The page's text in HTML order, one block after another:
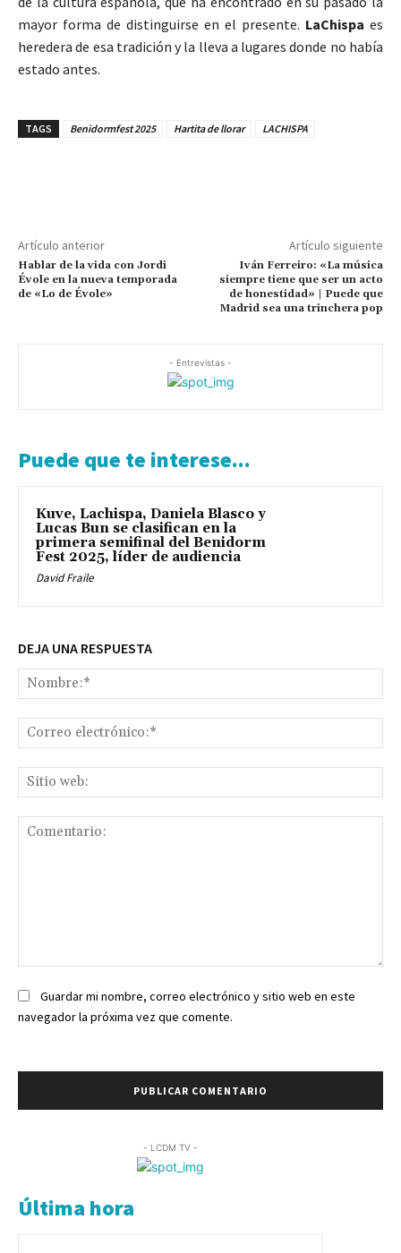
mayor forma de distinguirse en el presente. LaChispa es
heredera de esa tradición y la lleva a lugares donde no había
estado antes.
TAGS Benidormfest 2025 Hartita de llorar LACHISPA
Artículo anterior
Hablar de la vida con Jordi
Évole en la nueva temporada
de «Lo de Évole»
Artículo siguiente
Iván Ferreiro: «La música
siempre tiene que ser un acto
de honestidad» | Puede que
Madrid sea una trinchera pop
- Entrevistas -
Puede que te interese...
Kuve, Lachispa, Daniela Blasco y
Lucas Bun se clasifican en la
primera semifinal del Benidorm
Fest 2025, líder de audiencia
David Fraile
DEJA UNA RESPUESTA
Guardar mi nombre, correo electrónico y sitio web en este
navegador la próxima vez que comente.
- LCDM TV -
Última hora